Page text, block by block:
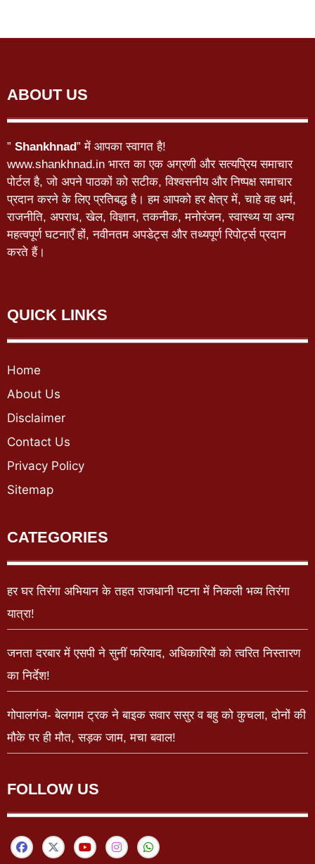
ABOUT US
” Shankhnad” में आपका स्वागत है!
www.shankhnad.in भारत का एक अग्रणी और सत्यप्रिय समाचार
पोर्टल है, जो अपने पाठकों को सटीक, विश्वसनीय और निष्पक्ष समाचार
प्रदान करने के लिए प्रतिबद्ध है। हम आपको हर क्षेत्र में, चाहे वह धर्म,
राजनीति, अपराध, खेल, विज्ञान, तकनीक, मनोरंजन, स्वास्थ्य या अन्य
महत्वपूर्ण घटनाएँ हों, नवीनतम अपडेट्स और तथ्यपूर्ण रिपोर्ट्स प्रदान
करते हैं।
QUICK LINKS
Home
About Us
Disclaimer
Contact Us
Privacy Policy
Sitemap
CATEGORIES
हर घर तिरंगा अभियान के तहत राजधानी पटना में निकली भव्य तिरंगा
यात्रा!
जनता दरबार में एसपी ने सुनीं फरियाद, अधिकारियों को त्वरित निस्तारण
का निर्देश!
गोपालगंज- बेलगाम ट्रक ने बाइक सवार ससुर व बहु को कुचला, दोनों की
मौके पर ही मौत, सड़क जाम, मचा बवाल!
FOLLOW US